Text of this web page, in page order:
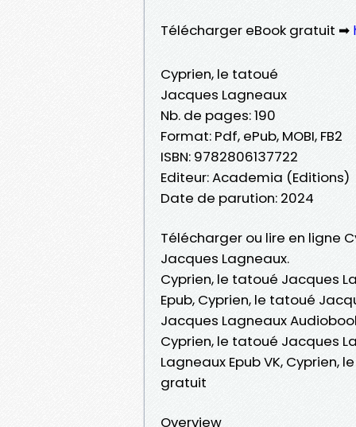
Télécharger eBook gratuit ➡
Cyprien, le tatoué
Jacques Lagneaux
Nb. de pages: 190
Format: Pdf, ePub, MOBI, FB2
ISBN: 9782806137722
Editeur: Academia (Editions)
Date de parution: 2024
Télécharger ou lire en ligne
Jacques Lagneaux.
Cyprien, le tatoué Jacques
Epub, Cyprien, le tatoué
Jacques Lagneaux
Cyprien, le tatoué Jacques
Lagneaux Epub VK,
gratuit
Overview